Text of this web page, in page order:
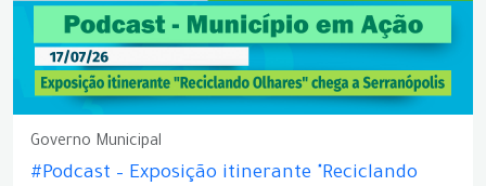
Governo Municipal
#Podcast – Exposição itinerante "Reciclando